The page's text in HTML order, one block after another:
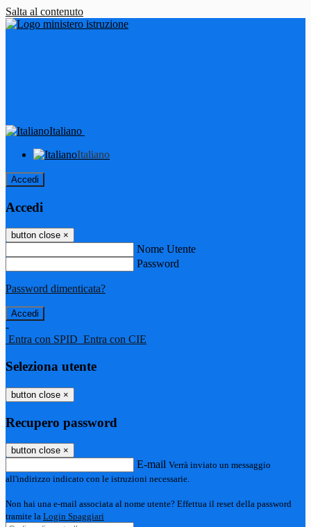
Salta al contenuto
Italiano
Italiano
Accedi
Accedi
button close ×
Nome Utente
Password
Password dimenticata?
-
Entra con SPID Entra con CIE
Seleziona utente
button close ×
Recupero password
button close ×
E-mail Verrà inviato un messaggio
all'indirizzo indicato con le istruzioni necessarie.
Non hai una e-mail associata al nome utente? Effettua il reset della password
tramite la Login Spaggiari